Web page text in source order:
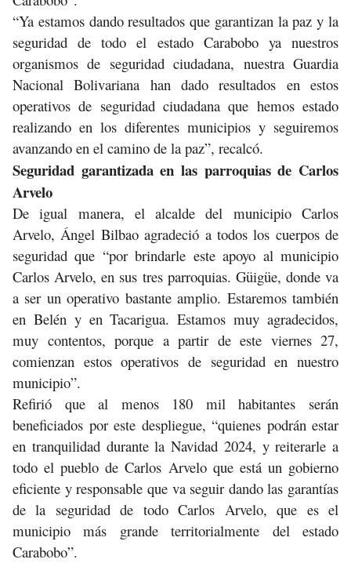
“Ya estamos dando resultados que garantizan la paz y la
seguridad de todo el estado Carabobo ya nuestros
organismos de seguridad ciudadana, nuestra Guardia
Nacional Bolivariana han dado resultados en estos
operativos de seguridad ciudadana que hemos estado
realizando en los diferentes municipios y seguiremos
avanzando en el camino de la paz”, recalcó.
Seguridad garantizada en las parroquias de Carlos
Arvelo
De igual manera, el alcalde del municipio Carlos
Arvelo, Ángel Bilbao agradeció a todos los cuerpos de
seguridad que “por brindarle este apoyo al municipio
Carlos Arvelo, en sus tres parroquias. Güigüe, donde va
a ser un operativo bastante amplio. Estaremos también
en Belén y en Tacarigua. Estamos muy agradecidos,
muy contentos, porque a partir de este viernes 27,
comienzan estos operativos de seguridad en nuestro
municipio”.
Refirió que al menos 180 mil habitantes serán
beneficiados por este despliegue, “quienes podrán estar
en tranquilidad durante la Navidad 2024, y reiterarle a
todo el pueblo de Carlos Arvelo que está un gobierno
eficiente y responsable que va seguir dando las garantías
de la seguridad de todo Carlos Arvelo, que es el
municipio más grande territorialmente del estado
Carabobo”.